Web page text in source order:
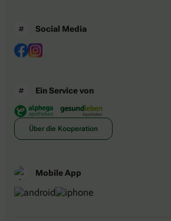
Social Media
Ein Service von
Über die Kooperation
Mobile App